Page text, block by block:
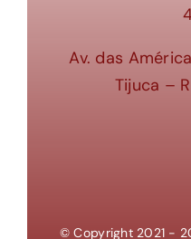
Av. das
Tijuca –
© Copyright 2021 -